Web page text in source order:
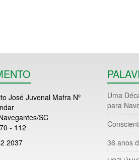
José Juvenal Mafra Nº
SC
- 112
2037
Uma
para
36 anos